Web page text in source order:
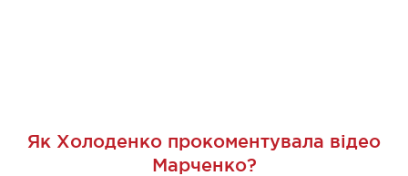
Як Холоденко прокоментувала відео
Марченко?